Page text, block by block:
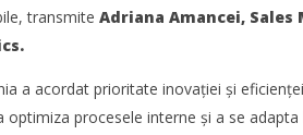
servicii logistice în 2023
consolidare,
septembrie
Bianca
transmite Adriana Amancei, Sales
a acordat prioritate inovației și
optimiza procesele interne și a se